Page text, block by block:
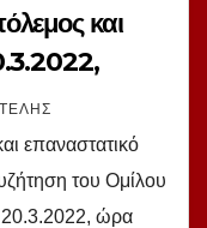
και
συζήτηση
Θεωρίας.
επαναστατικό
του Ομίλου
20.3.2022, ώρα